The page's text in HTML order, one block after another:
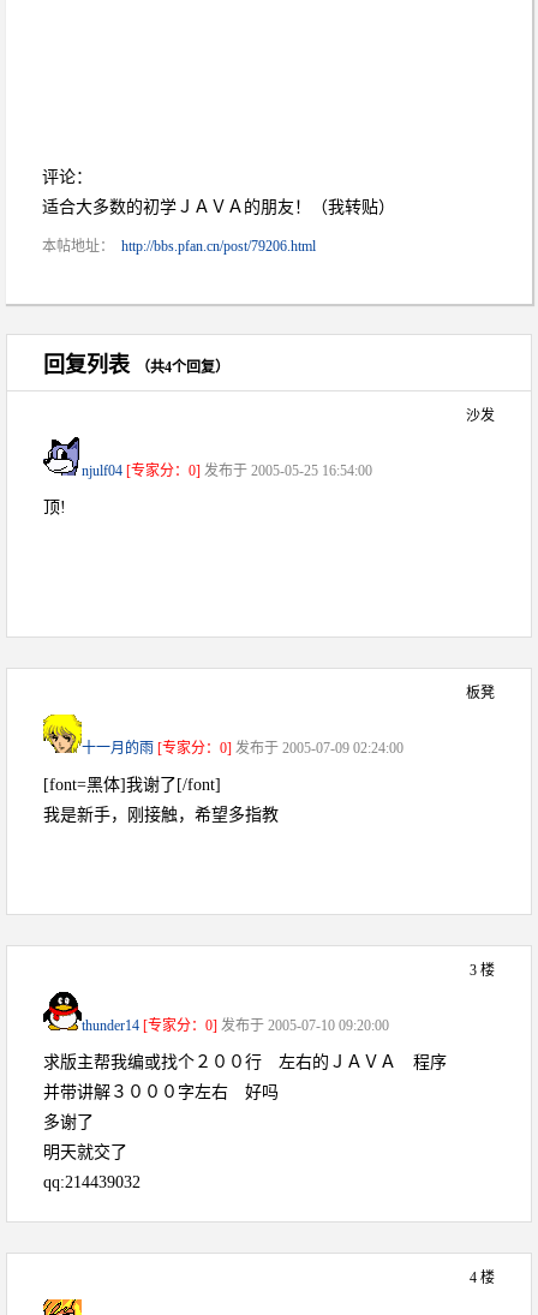
评论：
适合大多数的初学ＪＡＶＡ的朋友！（我转贴）
本帖地址： http://bbs.pfan.cn/post/79206.html
回复列表 （共4个回复）
沙发
njulf04 [专家分：0] 发布于 2005-05-25 16:54:00
顶!
板凳
十一月的雨 [专家分：0] 发布于 2005-07-09 02:24:00
[font=黑体]我谢了[/font]
我是新手，刚接触，希望多指教
3 楼
thunder14 [专家分：0] 发布于 2005-07-10 09:20:00
求版主帮我编或找个２００行 左右的ＪＡＶＡ 程序
并带讲解３０００字左右 好吗
多谢了
明天就交了
qq:214439032
4 楼